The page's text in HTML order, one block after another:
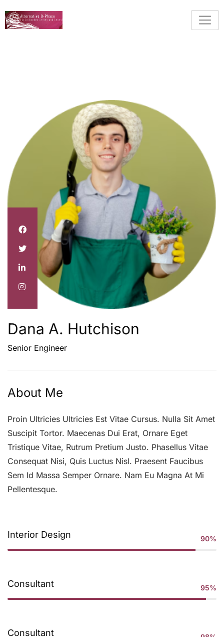
Dana A. Hutchison
Senior Engineer
About Me
Proin Ultricies Ultricies Est Vitae Cursus. Nulla Sit Amet
Suscipit Tortor. Maecenas Dui Erat, Ornare Eget
Tristique Vitae, Rutrum Pretium Justo. Phasellus Vitae
Consequat Nisi, Quis Luctus Nisl. Praesent Faucibus
Sem Id Massa Semper Ornare. Nam Eu Magna At Mi
Pellentesque.
Interior Design 90%
Consultant 95%
Consultant